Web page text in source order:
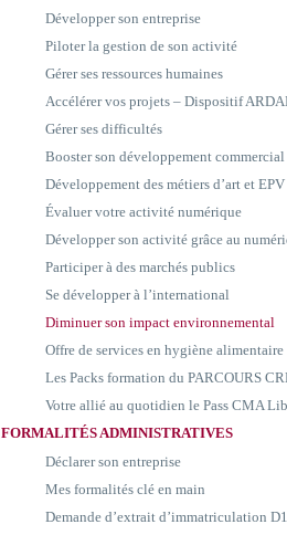
Développer son entreprise
Piloter la gestion de son activité
Gérer ses ressources humaines
Accélérer vos projets – Dispositif
Gérer ses difficultés
Booster son développement commercial
Développement des métiers d’art et EPV
Évaluer votre activité numérique
Développer son activité grâce au
Participer à des marchés publics
Se développer à l’international
Diminuer son impact environnemental
Offre de services en hygiène alimentaire
Les Packs formation du PARCOURS
Votre allié au quotidien le Pass CMA
FORMALITÉS ADMINISTRATIVES
Déclarer son entreprise
Mes formalités clé en main
Demande d’extrait d’immatriculation D1